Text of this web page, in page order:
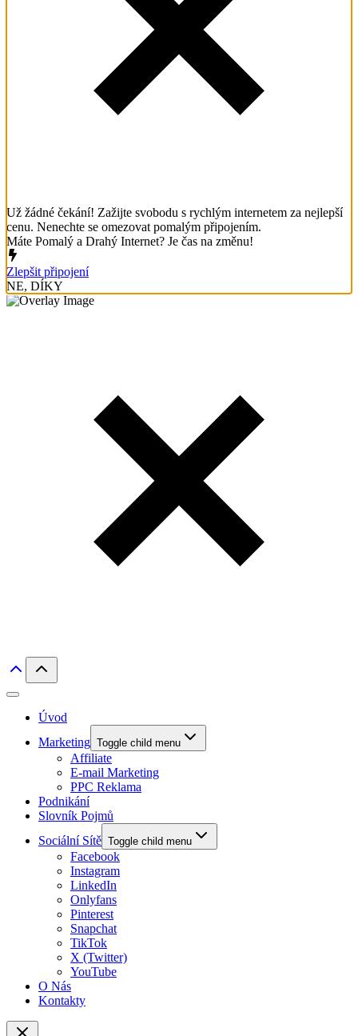
Už žádné čekání! Zažijte svobodu s rychlým internetem za nejlepší
cenu. Nenechte se omezovat pomalým připojením.
Máte Pomalý a Drahý Internet? Je čas na změnu!
Zlepšit připojení
NE, DÍKY
Úvod
Marketing Toggle child menu
Affiliate
E-mail Marketing
PPC Reklama
Podnikání
Slovník Pojmů
Sociální Sítě Toggle child menu
Facebook
Instagram
LinkedIn
Onlyfans
Pinterest
Snapchat
TikTok
X (Twitter)
YouTube
O Nás
Kontakty